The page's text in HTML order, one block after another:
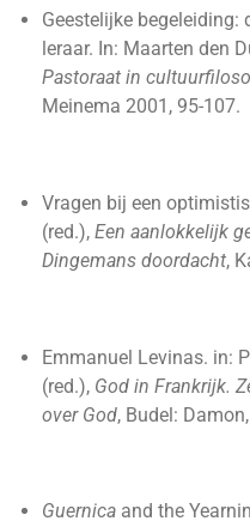
Geestelijke begeleiding:
leraar. In: Maarten den
Pastoraat in
Meinema 2001, 95-107.
Vragen bij een
(red.), Een aanlokkelijk
Dingemans doordacht,
Emmanuel Levinas. in:
(red.), God in Frankrijk.
over God, Budel:
Guernica and the